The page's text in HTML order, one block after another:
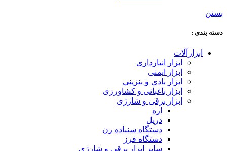
بستن
دسته‌ بندی :
ابزارآلات
ابزار انبارداری
ابزار ایمنی
ابزار بادی و بنزینی
ابزار باغبانی و کشاورزی
ابزار برقی و شارژی
اره
دریل
دستگاه سنباده زن
دستگاه فرز
سایر ابزار برقی و شارژی